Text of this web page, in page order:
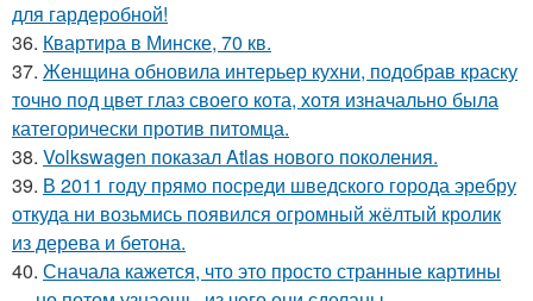
для гардеробной!
36. Квартира в Минске, 70 кв.
37. Женщина обновила интерьер кухни, подобрав краску
точно под цвет глаз своего кота, хотя изначально была
категорически против питомца.
38. Volkswagen показал Atlas нового поколения.
39. В 2011 году прямо посреди шведского города эребру
откуда ни возьмись появился огромный жёлтый кролик
из дерева и бетона.
40. Сначала кажется, что это просто странные картины